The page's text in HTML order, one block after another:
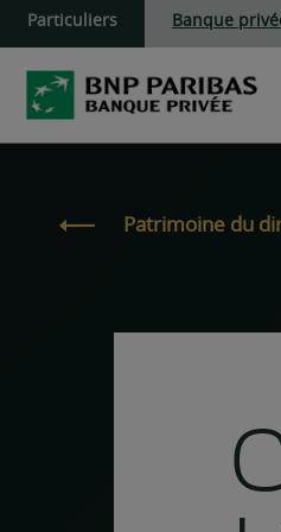
Particuliers Banque
Patrimoine du